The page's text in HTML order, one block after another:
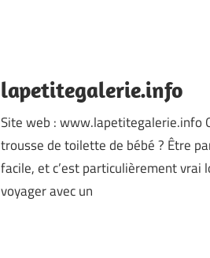
lapetitegalerie.info
Site web : www.lapetitegalerie.info
trousse de toilette de bébé ? Être
facile, et c’est particulièrement vrai
voyager avec un